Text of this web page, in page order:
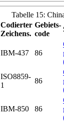
Tabelle 15:
Codierter
Zeichens.
Gebiets-
code
IBM-437 86
ISO8859-
1
86
IBM-850 86